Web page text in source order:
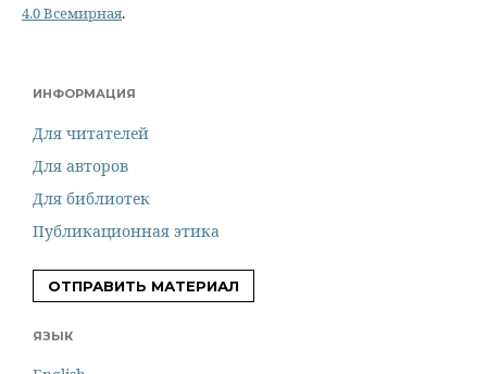
4.0 Всемирная.
ИНФОРМАЦИЯ
Для читателей
Для авторов
Для библиотек
Публикационная этика
ОТПРАВИТЬ МАТЕРИАЛ
ЯЗЫК